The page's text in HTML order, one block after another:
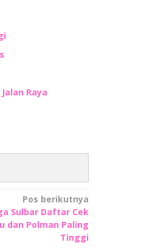
Raya
Pos berikutnya
Sulbar Daftar Cek
dan Polman Paling
Tinggi